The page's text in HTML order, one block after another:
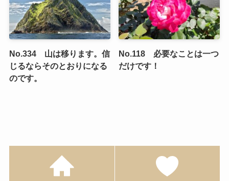
No.334 山は移ります。信
じるならそのとおりになる
のです。
No.118 必要なことは一つ
だけです！